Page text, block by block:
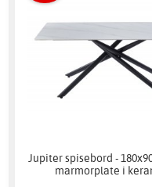
Jupiter spisebord -
marmorplate i